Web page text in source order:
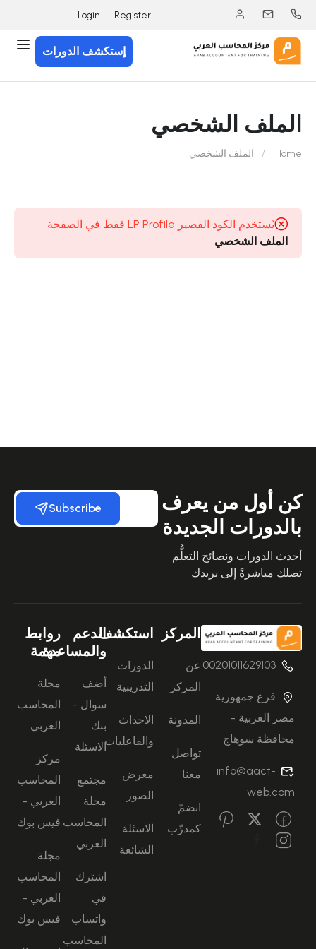
Register
Login
إستكشف الدورات
الملف الشخصي
Home الملف الشخصي
يُستخدم الكود القصير LP Profile فقط في الصفحة
الملف الشخصي
كن أول من يعرف
بالدورات الجديدة
أحدث الدورات ونصائح التعلُّم
تصلك مباشرةً إلى بريدك
Subscribe
00201011629103
فرع جمهورية
مصر العربية -
محافظة سوهاج
info@aact-
web.com
المركز
عن
المركز
المدونة
تواصل
معنا
انضمّ
كمدرِّب
استكشف
الدورات
التدريبية
الاحداث
والفاعليات
معرض
الصور
الاسئلة
الشائعة
الدعم
والمساعدة
أضف
سوال -
بنك
الاسئلة
مجتمع
مجلة
المحاسب
العربي
اشترك
في
واتساب
المحاسب
روابط
مهمة
مجلة
المحاسب
العربي
مركز
المحاسب
العربي -
فيس بوك
مجلة
المحاسب
العربي -
فيس بوك